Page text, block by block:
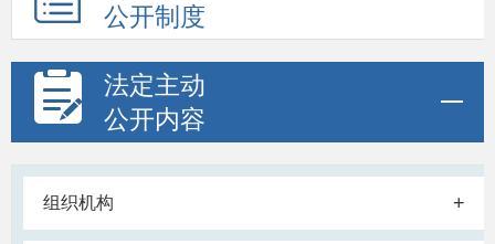
公开制度
法定主动
公开内容
组织机构 +